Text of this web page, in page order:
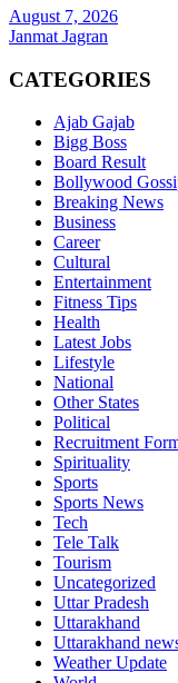
August 7, 2026
Janmat Jagran
CATEGORIES
Ajab Gajab
Bigg Boss
Board Result
Bollywood
Breaking News
Business
Career
Cultural
Entertainment
Fitness Tips
Health
Latest Jobs
Lifestyle
National
Other States
Political
Recruitment
Spirituality
Sports
Sports News
Tech
Tele Talk
Tourism
Uncategorized
Uttar Pradesh
Uttarakhand
Uttarakhand
Weather Update